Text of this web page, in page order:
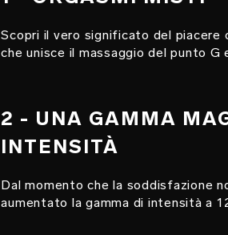
Scopri il vero significato del piacere
che unisce il massaggio del punto G
2 - UNA GAMMA
INTENSITÀ
Dal momento che la soddisfazione
aumentato la gamma di intensità a